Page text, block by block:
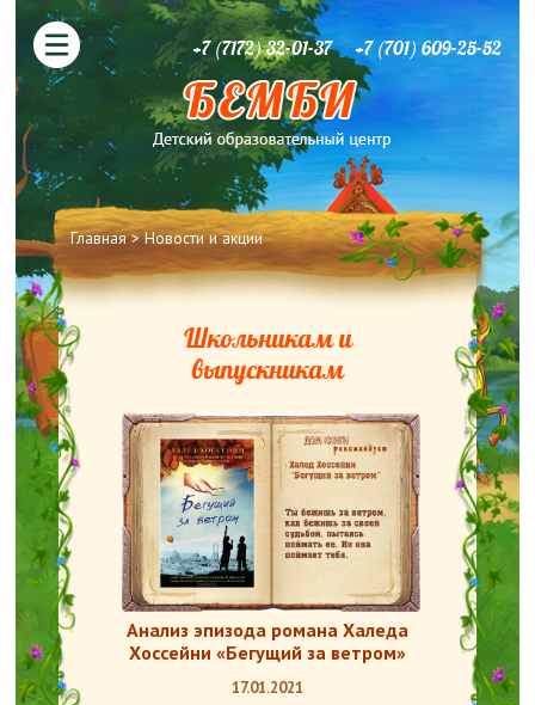
+7 (7172) 32-01-37 +7 (701) 609-25-52
Вы здесь
Главная> Новости и акции
Школьникам и
выпускникам
Анализ эпизода романа Халеда
Хоссейни «Бегущий за ветром»
17.01.2021